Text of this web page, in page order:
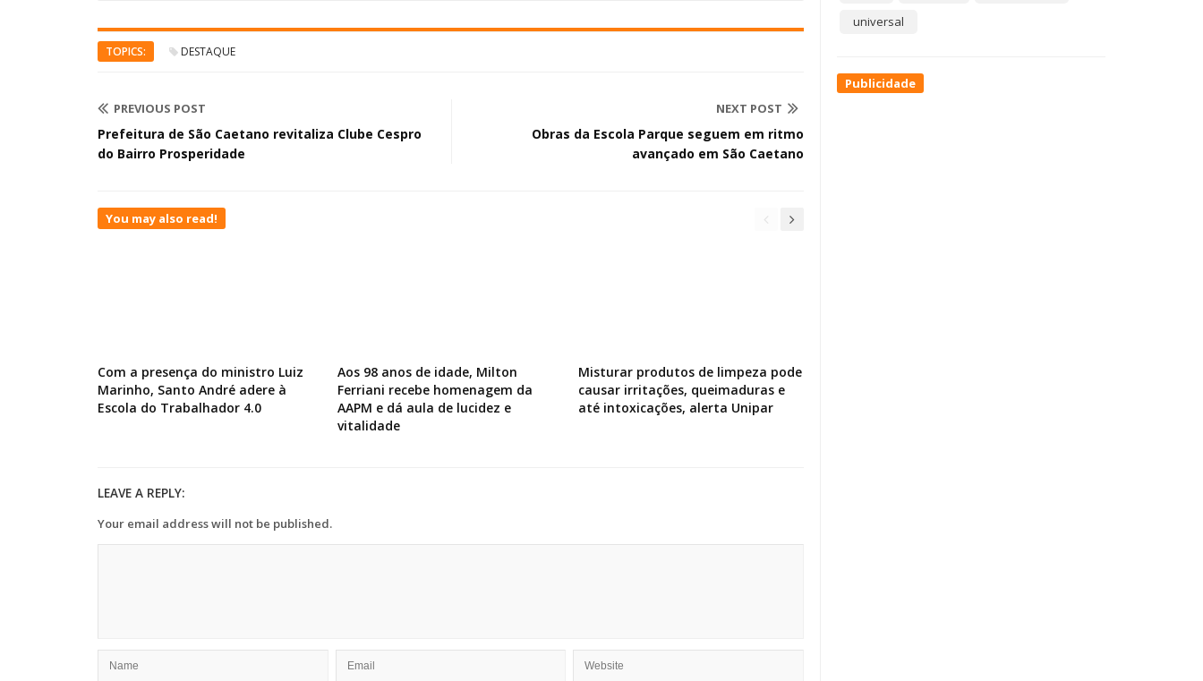
TOPICS: DESTAQUE
PREVIOUS POST
Prefeitura de São Caetano revitaliza Clube Cespro
do Bairro Prosperidade
NEXT POST
Obras da Escola Parque seguem em ritmo
avançado em São Caetano
You may also read!
Com a presença do ministro Luiz
Marinho, Santo André adere à
Escola do Trabalhador 4.0
Aos 98 anos de idade, Milton
Ferriani recebe homenagem da
AAPM e dá aula de lucidez e
vitalidade
Misturar produtos de limpeza pode
causar irritações, queimaduras e
até intoxicações, alerta Unipar
LEAVE A REPLY:
Your email address will not be published.
universal
Publicidade